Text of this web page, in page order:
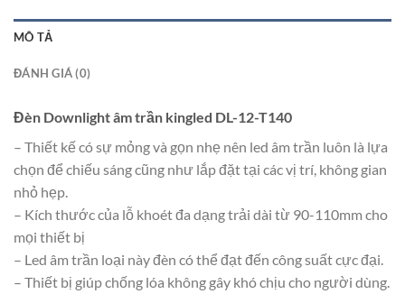
MÔ TẢ
ĐÁNH GIÁ (0)
Đèn Downlight âm trần kingled DL-12-T140
– Thiết kế có sự mỏng và gọn nhẹ nên led âm trần luôn là lựa
chọn để chiếu sáng cũng như lắp đặt tại các vị trí, không gian
nhỏ hẹp.
– Kích thước của lỗ khoét đa dạng trải dài từ 90-110mm cho
mọi thiết bị
– Led âm trần loại này đèn có thể đạt đến công suất cực đại.
– Thiết bị giúp chống lóa không gây khó chịu cho người dùng.